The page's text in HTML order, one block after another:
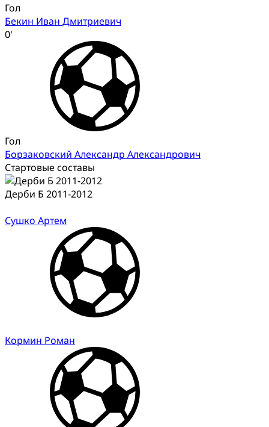
Гол
Бекин Иван Дмитриевич
0'
Гол
Борзаковский Александр Александрович
Стартовые составы
Дерби Б 2011-2012
Сушко Артем
Кормин Роман